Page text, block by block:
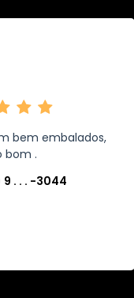
bem embalados,
bom .
9 . . . -3044